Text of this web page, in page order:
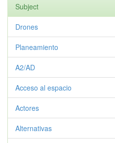
Subject
Drones
Planeamiento
A2/AD
Acceso al espacio
Actores
Alternativas